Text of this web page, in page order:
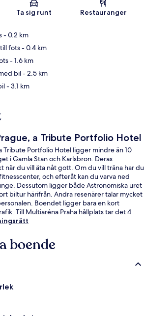
Karta
Ta sig runt Restauranger
- 0.2 km
fots- 0.4 km
- 1.6 km
bil- 2.5 km
- 3.1 km
a Tribute Portfolio Hotel
Tribute Portfolio Hotel ligger mindre än 10
i Gamla Stan och Karlsbron. Deras
när du vill äta nåt gott. Om du vill träna har du
och efteråt kan du varva ned
Dessutom ligger både Astronomiska uret
biltur härifrån. Andra resenärer talar mycket
Boendet ligger bara en kort
Till Multiaréna Praha hållplats tar det 4
Station är det 8 minuter.
boende